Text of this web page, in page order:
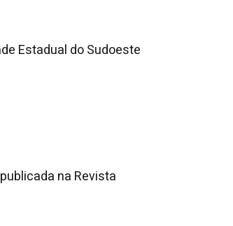
Estadual do Sudoeste
na Revista